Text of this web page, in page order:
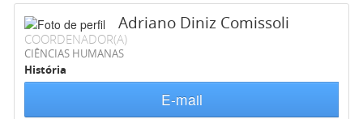
Adriano Diniz Comissoli
COORDENADOR(A)
CIÊNCIAS HUMANAS
História
E-mail